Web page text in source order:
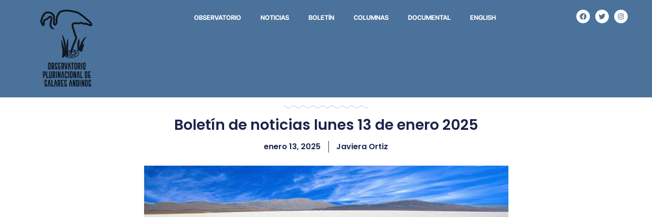
OBSERVATORIO NOTICIAS BOLETÍN COLUMNAS DOCUMENTAL ENGLISH
Boletín de noticias lunes 13 de enero 2025
enero 13, 2025 Javiera Ortiz